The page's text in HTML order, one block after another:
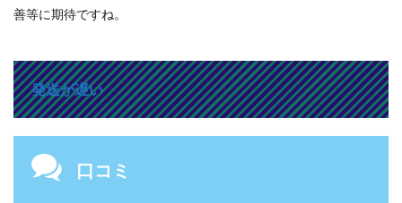
善等に期待ですね。
発送が遅い
口コミ